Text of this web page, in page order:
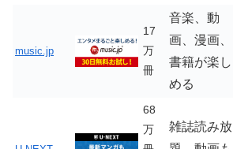
music.jp
17
万
冊
音楽、動
画、漫画、
書籍が楽し
める
68
万
雑誌読み放